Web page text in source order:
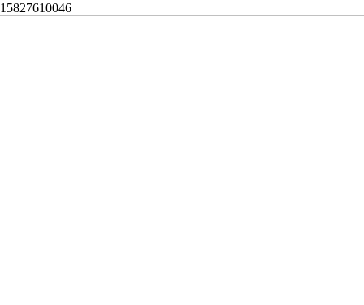
15827610046